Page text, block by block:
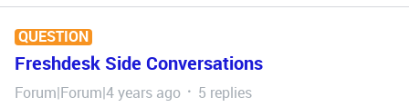
QUESTION
Freshdesk Side Conversations
Forum|Forum|4 years ago 5 replies